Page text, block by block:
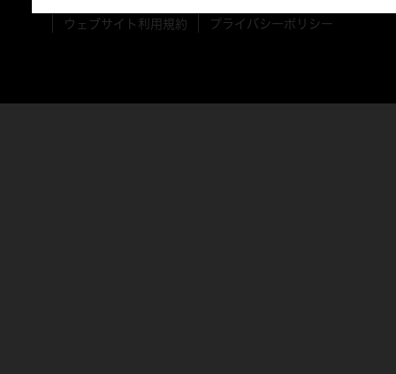
ウェブサイト利用規約
プライバシーポリシー